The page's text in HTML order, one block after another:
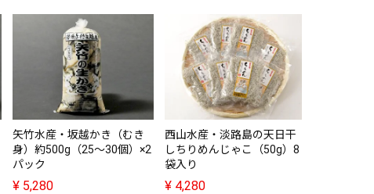
矢竹水産・坂越かき（むき
身）約500g（25～30個）×2
パック
¥ 5,280
西山水産・淡路島の天日干
しちりめんじゃこ（50g）8
袋入り
¥ 4,280